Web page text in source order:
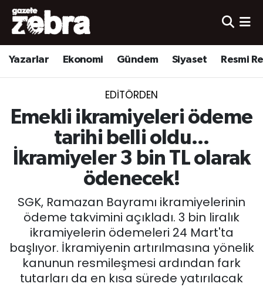
Yazarlar Ekonomi Gündem Siyaset Resmi
EDITÖRDEN
Emekli ikramiyeleri ödeme
tarihi belli oldu...
İkramiyeler 3 bin TL olarak
ödenecek!
SGK, Ramazan Bayramı ikramiyelerinin
ödeme takvimini açıkladı. 3 bin liralık
ikramiyelerin ödemeleri 24 Mart'ta
başlıyor. İkramiyenin artırılmasına yönelik
kanunun resmileşmesi ardından fark
tutarları da en kısa sürede yatırılacak
Yazarlar
Ekonomi
Yerel
Spor
Nöbetçi Eczaneler
Hava Durumu
Süper Lig Puan Durumu ve Fikstür
Tüm Manşetler
Haber Arşivi